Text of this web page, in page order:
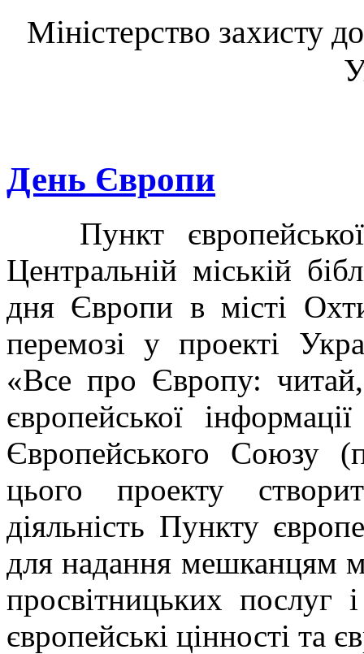
Міністерство захисту
День Європи
Пункт європейської
Центральній міській
дня Європи в місті
перемозі у проекті
«Все про Європу: читай,
європейської
Європейського Союзу
цього проекту
діяльність Пункту
для надання мешканцям
просвітницьких послуг
європейські цінності та